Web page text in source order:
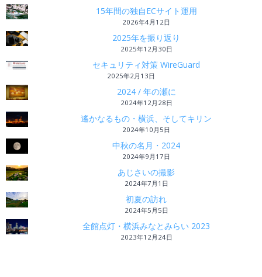
15年間の独自ECサイト運用
2026年4月12日
2025年を振り返り
2025年12月30日
セキュリティ対策 WireGuard
2025年2月13日
2024 / 年の瀬に
2024年12月28日
遙かなるもの・横浜、そしてキリン
2024年10月5日
中秋の名月・2024
2024年9月17日
あじさいの撮影
2024年7月1日
初夏の訪れ
2024年5月5日
全館点灯・横浜みなとみらい 2023
2023年12月24日